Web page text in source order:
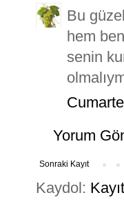
Bu
hem
senin
Yorum
Sonraki Kayıt
Kaydol: